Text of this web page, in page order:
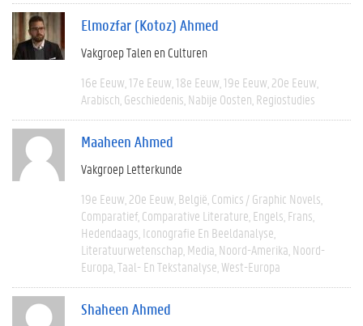
Elmozfar (Kotoz) Ahmed
Vakgroep Talen en Culturen
16e Eeuw 17e Eeuw 18e Eeuw 19e Eeuw 20e Eeuw
Arabisch Geschiedenis Nabije Oosten Regiostudies
Maaheen Ahmed
Vakgroep Letterkunde
19e Eeuw 20e Eeuw België Comics / Graphic Novels
Comparatief Comparative Literature Engels Frans
Hedendaags Iconografie En Beeldanalyse
Literatuurwetenschap Media Noord-Amerika Noord-
Europa Taal- En Tekstanalyse West-Europa
Shaheen Ahmed